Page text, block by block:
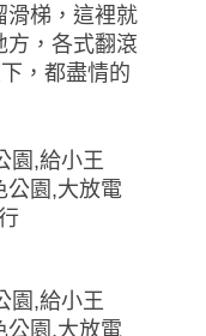
滑梯，這裡就
方，各式翻滾
，都盡情的